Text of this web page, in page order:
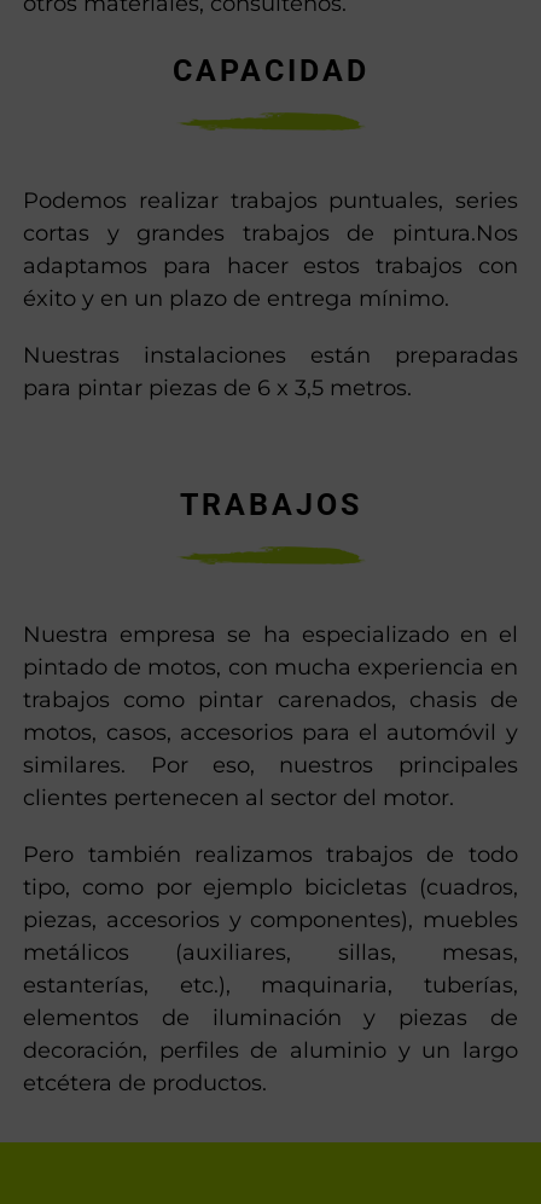
CAPACIDAD
Podemos realizar trabajos puntuales, series
cortas y grandes trabajos de pintura.Nos
adaptamos para hacer estos trabajos con
éxito y en un plazo de entrega mínimo.
Nuestras instalaciones están preparadas
para pintar piezas de 6 x 3,5 metros.
TRABAJOS
Nuestra empresa se ha especializado en el
pintado de motos, con mucha experiencia en
trabajos como pintar carenados, chasis de
motos, casos, accesorios para el automóvil y
similares. Por eso, nuestros principales
clientes pertenecen al sector del motor.
Pero también realizamos trabajos de todo
tipo, como por ejemplo bicicletas (cuadros,
piezas, accesorios y componentes), muebles
metálicos (auxiliares, sillas, mesas,
estanterías, etc.), maquinaria, tuberías,
elementos de iluminación y piezas de
decoración, perfiles de aluminio y un largo
etcétera de productos.